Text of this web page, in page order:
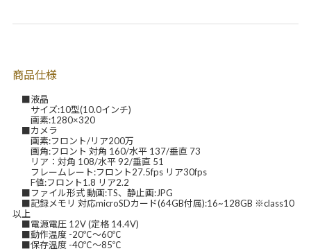
商品仕様
■液晶
サイズ:10型(10.0インチ)
画素:1280×320
■カメラ
画素:フロント/リア200万
画角:フロント 対角 160/水平 137/垂直 73
リア：対角 108/水平 92/垂直 51
フレームレート:フロント27.5fps リア30fps
F値:フロント1.8 リア2.2
■ファイル形式 動画:TS、静止画:JPG
■記録メモリ 対応microSDカード(64GB付属):16~128GB ※class10
以上
■電源電圧 12V (定格 14.4V)
■動作温度 -20℃～60℃
■保存温度 -40℃～85℃